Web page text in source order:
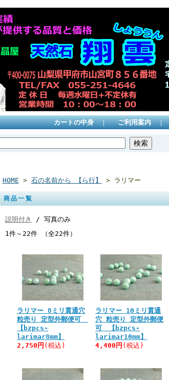
カートの中身 ｜ ご利用案内 ｜
HOME > 石の名前から 【ら行】 > ラリマー
商品一覧
説明付き
/ 写真のみ
1件～22件 （全22件）
ラリマー 8ミリ貫通穴
粒売り 定型外郵便可
【bzpcs-
larimar8mm】
2,750円 (税込)
ラリマー 10ミリ貫通
穴 粒売り 定型外郵便
可 【bzpcs-
larimar10mm】
4,400円 (税込)